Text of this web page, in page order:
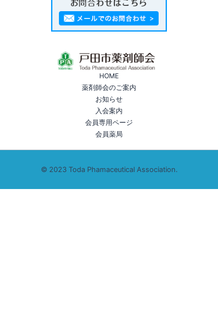
HOME
薬剤師会のご案内
お知らせ
入会案内
会員専用ページ
会員薬局
©️ 2023 Toda Phamaceutical Association.